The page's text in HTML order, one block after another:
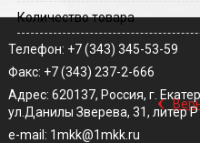
Количество товара
‹
Телефон: +7 (343) 345-53-59
Факс: +7 (343) 237-2-666
Адрес: 620137, Россия, г.
ул.Данилы Зверева, 31, литер Р
e-mail: 1mkk@1mkk.ru